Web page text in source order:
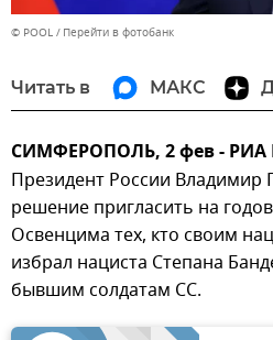
© POOL Перейти в фотобанк
Читать в МАКС
СИМФЕРОПОЛЬ, 2 фев - РИА
Президент России Владимир
решение пригласить на
Освенцима тех, кто своим
избрал нациста Степана
бывшим солдатам СС.